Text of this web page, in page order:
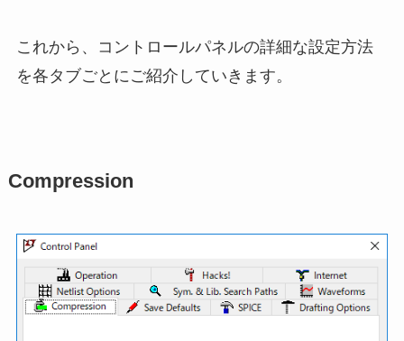
これから、コントロールパネルの詳細な設定方法
を各タブごとにご紹介していきます。
Compression